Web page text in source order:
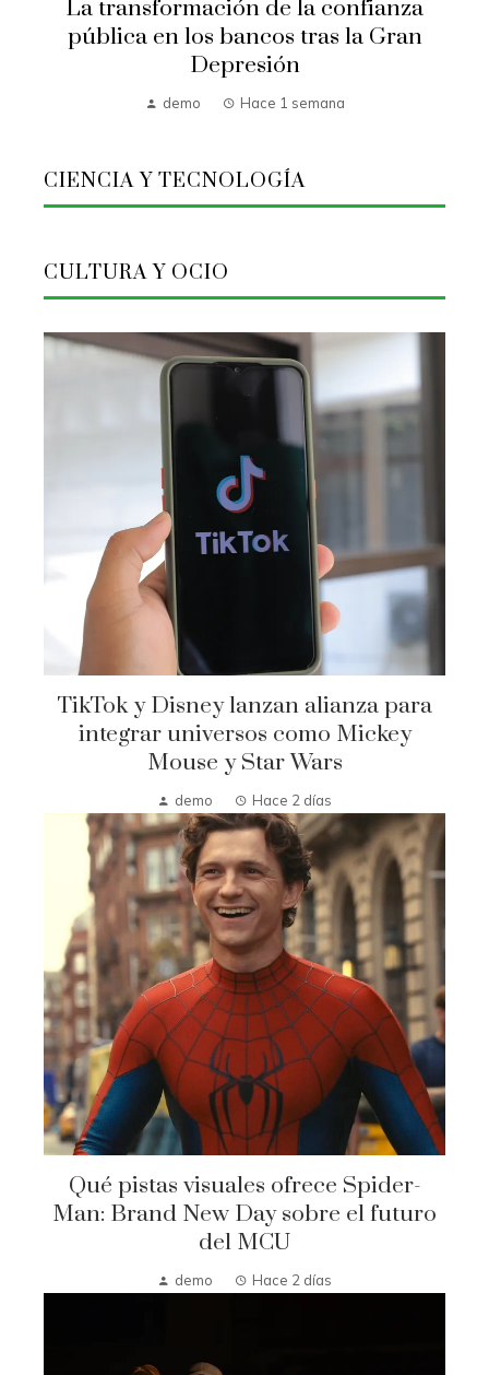
La transformación de la confianza
pública en los bancos tras la Gran
Depresión
demo Hace 1 semana
CIENCIA Y TECNOLOGÍA
CULTURA Y OCIO
TikTok y Disney lanzan alianza para
integrar universos como Mickey
Mouse y Star Wars
demo Hace 2 días
Qué pistas visuales ofrece Spider-
Man: Brand New Day sobre el futuro
del MCU
demo Hace 2 días